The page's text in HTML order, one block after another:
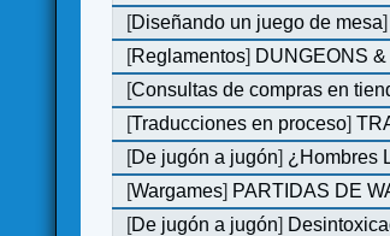
[Diseñando un juego de mesa
[Reglamentos] DUNGEONS
[Consultas de compras en
[Traducciones en proceso]
[De jugón a jugón] ¿Hombres
[Wargames] PARTIDAS DE
[De jugón a jugón]